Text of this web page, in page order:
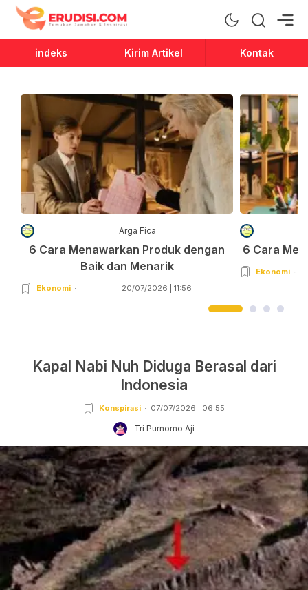
Erudisi
Temukan Jawaban dan Inspirasi
indeks Kirim Artikel Kontak
Arga Fica
6 Cara Menawarkan Produk dengan
Baik dan Menarik
Ekonomi 20/07/2026 | 11:56
6 Cara
Ekonomi
Kapal Nabi Nuh Diduga Berasal dari
Indonesia
Konspirasi 07/07/2026 | 06:55
Tri Purnomo Aji